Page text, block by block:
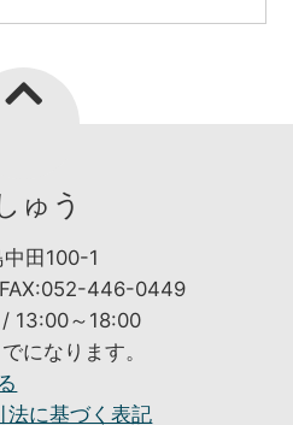
ゅう
田100-1
446-0449
13:00～18:00
になります。
法に基づく表記